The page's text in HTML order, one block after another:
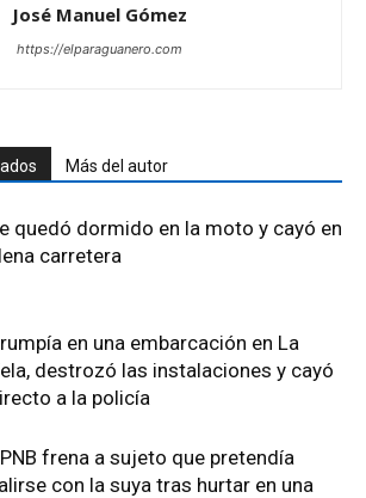
José Manuel Gómez
https://elparaguanero.com
Más del autor
quedó dormido en la moto y cayó en
carretera
en una embarcación en La
destrozó las instalaciones y cayó
a la policía
frena a sujeto que pretendía
con la suya tras hurtar en una